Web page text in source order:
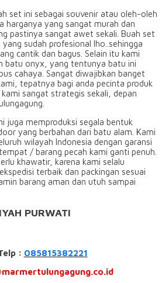
set ini sebagai souvenir atau oleh-oleh
harganya yang sangat murah dan
pastinya sangat awet sekali. Buah set
sudah profesional lho..sehingga
cantik dan bagus. Selain itu kami
batu onyx, yang tentunya batu ini
cahaya. Sangat diwajibkan banget
tepatnya bagi anda pecinta produk
sangat strategis sekali, depan
juga memproduksi segala bentuk
yang berbahan dari batu alam. Kami
wilayah Indonesia dengan garansi
/ barang pecah kami ganti penuh.
khawatir, karena kami selalu
terbaik dan packingan sesuai
barang aman dan utuh sampai
PURWATI
: 085815382221